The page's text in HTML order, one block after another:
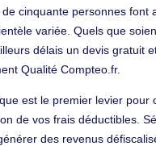
cinquante personnes font
variée. Quels que
délais un devis gratuit
Qualité Compteo.fr.
est le premier levier pour
de vos frais déductibles.
des revenus